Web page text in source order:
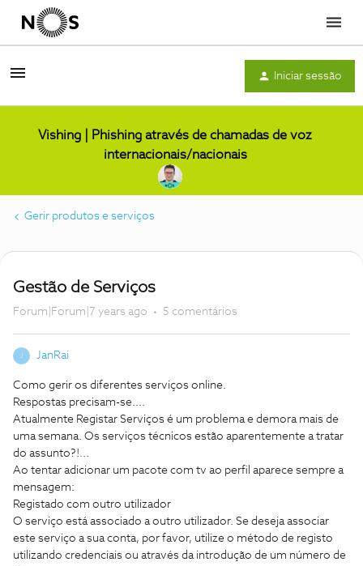
Menu
Iniciar sessão
Vishing | Phishing através de chamadas de voz
internacionais/nacionais
Gerir produtos e serviços
Gestão de Serviços
Forum|Forum|7 years ago 5 comentários
JanRai
Como gerir os diferentes serviços online.
Respostas precisam-se....
Atualmente Registar Serviços é um problema e demora mais de
uma semana. Os serviços técnicos estão aparentemente a tratar
do assunto?!...
Ao tentar adicionar um pacote com tv ao perfil aparece sempre a
mensagem:
Registado com outro utilizador
O serviço está associado a outro utilizador. Se deseja associar
este serviço a sua conta, por favor, utilize o método de registo
utilizando credenciais ou através da introdução de um número de